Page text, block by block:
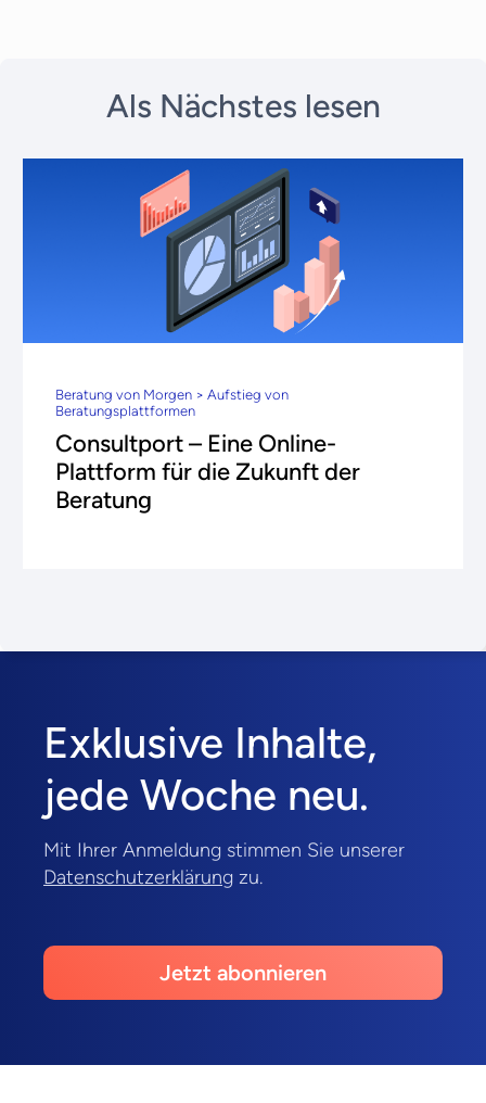
Als Nächstes lesen
Beratung von Morgen > Aufstieg von
Beratungsplattformen
Consultport – Eine Online-
Plattform für die Zukunft der
Beratung
Exklusive Inhalte,
jede Woche neu.
Mit Ihrer Anmeldung stimmen Sie unserer
Datenschutzerklärung zu.
Jetzt abonnieren